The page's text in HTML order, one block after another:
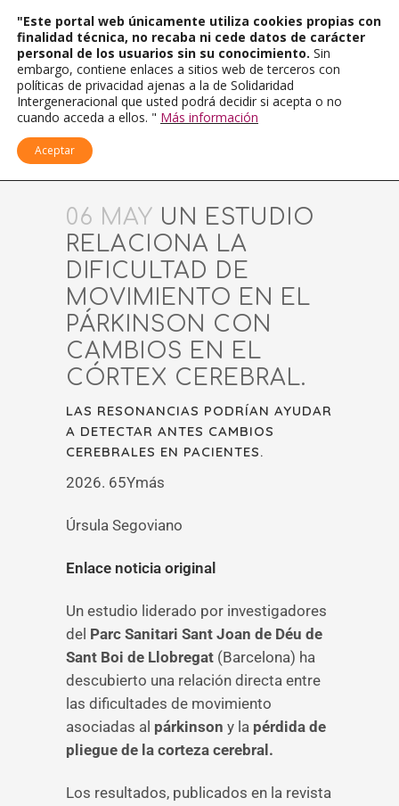
06 MAY UN ESTUDIO
RELACIONA LA
DIFICULTAD DE
MOVIMIENTO EN EL
PÁRKINSON CON
CAMBIOS EN EL
CÓRTEX CEREBRAL.
LAS RESONANCIAS PODRÍAN AYUDAR
A DETECTAR ANTES CAMBIOS
CEREBRALES EN PACIENTES.
2026. 65Ymás
Úrsula Segoviano
Enlace noticia original
Un estudio liderado por investigadores
del Parc Sanitari Sant Joan de Déu de
Sant Boi de Llobregat (Barcelona) ha
descubierto una relación directa entre
las dificultades de movimiento
asociadas al párkinson y la pérdida de
pliegue de la corteza cerebral.
Los resultados, publicados en la revista
"Este portal web únicamente utiliza cookies propias con
finalidad técnica, no recaba ni cede datos de carácter
personal de los usuarios sin su conocimiento. Sin
embargo, contiene enlaces a sitios web de terceros con
políticas de privacidad ajenas a la de Solidaridad
Intergeneracional que usted podrá decidir si acepta o no
cuando acceda a ellos. " Más información
Aceptar